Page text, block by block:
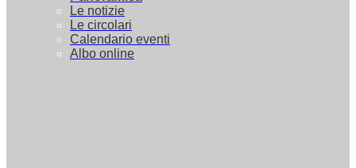
Le notizie
Le circolari
Calendario eventi
Albo online